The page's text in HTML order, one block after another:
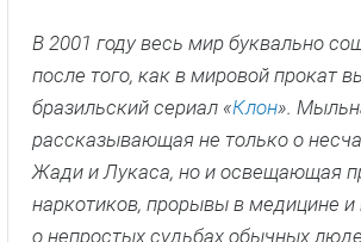
В 2001 году весь мир буквально
после того, как в мировой прокат
бразильский сериал «Клон».
рассказывающая не только о
Жади и Лукаса, но и освещающая
наркотиков, прорывы в медицине
о непростых судьбах обычных